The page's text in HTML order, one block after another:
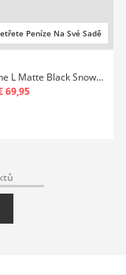
Peníze Na Své Sadě
Target Line L Matte Black Snowboardové brýle
69,95